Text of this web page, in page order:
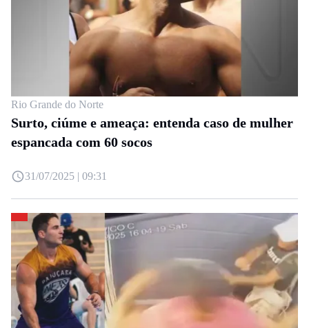
Rio Grande do Norte
Surto, ciúme e ameaça: entenda caso de mulher
espancada com 60 socos
31/07/2025 | 09:31